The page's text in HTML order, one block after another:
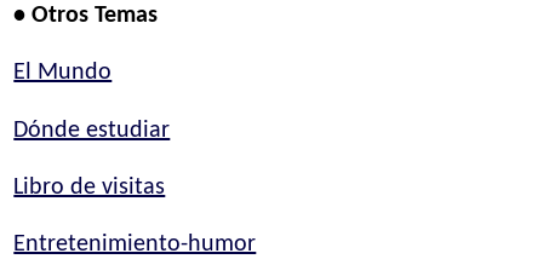
• Otros Temas
El Mundo
Dónde estudiar
Libro de visitas
Entretenimiento-humor